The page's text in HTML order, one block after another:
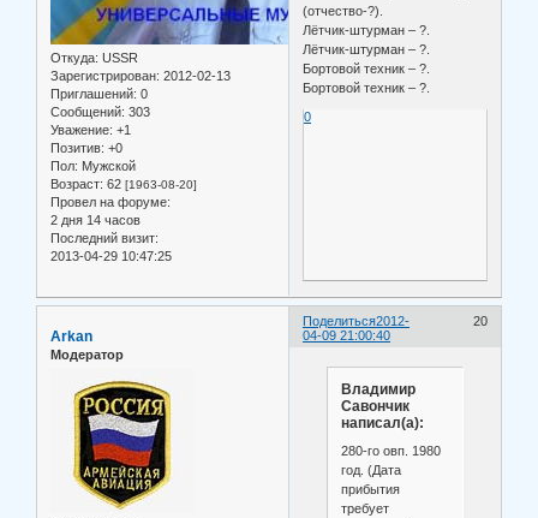
Откуда: USSR
Зарегистрирован: 2012-02-13
Приглашений: 0
Сообщений: 303
Уважение: +1
Позитив: +0
Пол: Мужской
Возраст: 62 [1963-08-20]
Провел на форуме:
2 дня 14 часов
Последний визит:
2013-04-29 10:47:25
(отчество-?).
Лётчик-штурман – ?.
Лётчик-штурман – ?.
Бортовой техник – ?.
Бортовой техник – ?.
0
Поделиться 20
2012-
04-09 21:00:40
Arkan
Модератор
Владимир
Савончик
написал(а):
280-го овп. 1980
год. (Дата
прибытия
требует